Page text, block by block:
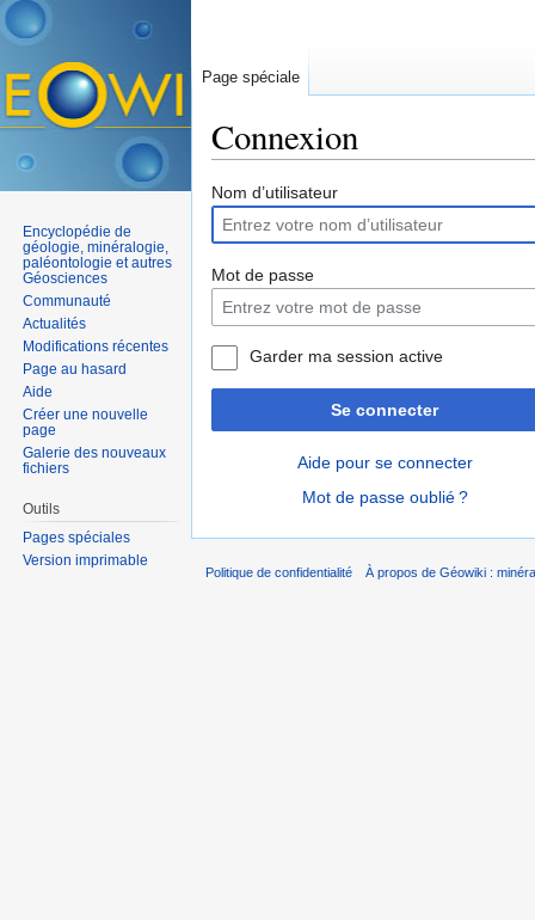
Connexion
Nom d’utilisateur
Mot de passe
Garder ma session active
Se connecter
Aide pour se connecter
Mot de passe oublié ?
Page spéciale
Encyclopédie de
géologie, minéralogie,
paléontologie et autres
Géosciences
Communauté
Actualités
Modifications récentes
Page au hasard
Aide
Créer une nouvelle
page
Galerie des nouveaux
fichiers
Outils
Pages spéciales
Version imprimable
Politique de confidentialité À propos de Géowiki :